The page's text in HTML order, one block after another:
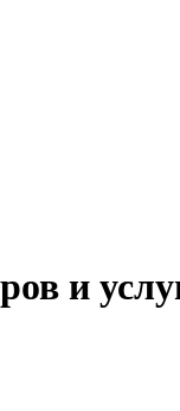
и